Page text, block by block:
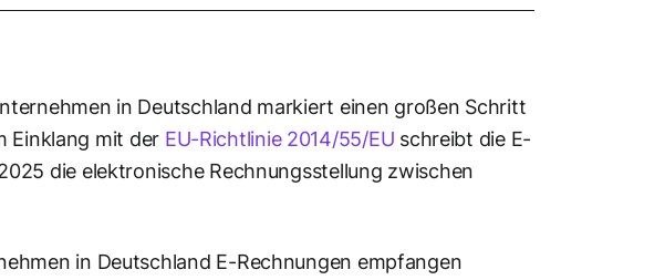
in Deutschland markiert einen großen Schritt
Einklang mit der EU-Richtlinie 2014/55/EU schreibt die E-
die elektronische Rechnungsstellung zwischen
in Deutschland E-Rechnungen empfangen